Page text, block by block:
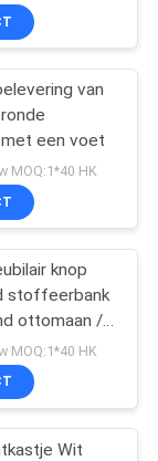
24
13
van
een voet
MOQ:1*40 HK
knop
stoffeerbank
ottomaan /
MOQ:1*40 HK
Wit